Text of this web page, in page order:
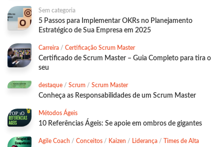
Sem categoria
5 Passos para Implementar OKRs no Planejamento
Estratégico de Sua Empresa em 2025
Carreira / Certificação Scrum Master
Certificado de Scrum Master – Guia Completo para tira o
seu
destaque / Scrum / Scrum Master
Conheça as Responsabilidades de um Scrum Master
Métodos Ágeis
10 Referências Ágeis: Se apoie em ombros de gigantes
Agile Coach / Conceitos / Kaizen / Liderança /
Times de Alta